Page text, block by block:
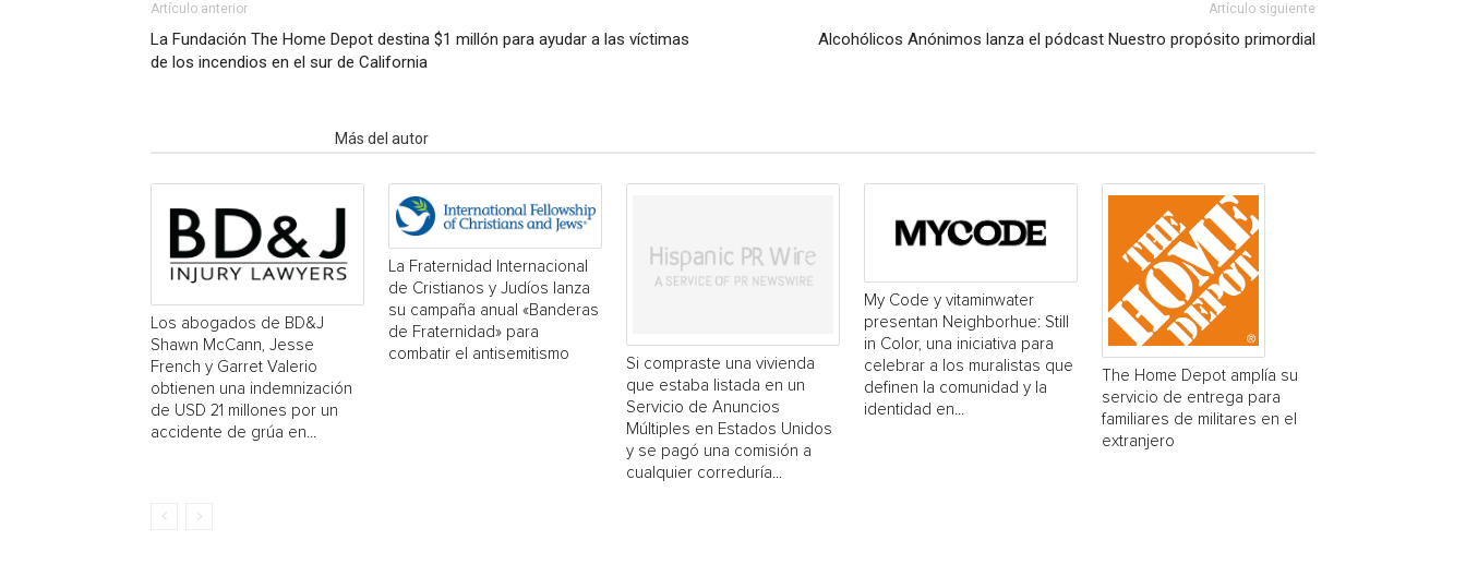
Artículo anterior
La Fundación The Home Depot destina $1 millón para ayudar a las víctimas
de los incendios en el sur de California
Artículo siguiente
Alcohólicos Anónimos lanza el pódcast Nuestro propósito primordial
Más del autor
Los abogados de BD&J
Shawn McCann, Jesse
French y Garret Valerio
obtienen una indemnización
de USD 21 millones por un
accidente de grúa en...
La Fraternidad Internacional
de Cristianos y Judíos lanza
su campaña anual «Banderas
de Fraternidad» para
combatir el antisemitismo
Si compraste una vivienda
que estaba listada en un
Servicio de Anuncios
Múltiples en Estados Unidos
y se pagó una comisión a
cualquier correduría...
My Code y vitaminwater
presentan Neighborhue: Still
in Color, una iniciativa para
celebrar a los muralistas que
definen la comunidad y la
identidad en...
The Home Depot amplía su
servicio de entrega para
familiares de militares en el
extranjero